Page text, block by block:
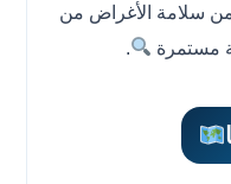
سلامة الأغراض من
مستمرة
.